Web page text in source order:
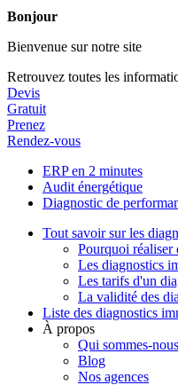
Bonjour
Bienvenue sur notre site
Retrouvez toutes les
Devis
Gratuit
Prenez
Rendez-vous
ERP en 2 minutes
Audit énergétique
Diagnostic de
Tout savoir sur les
Pourquoi réaliser
Les diagnostics
Les tarifs d'un
La validité des
Liste des diagnostics
À propos
Qui sommes-
Blog
Nos agences